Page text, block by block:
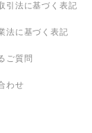
引法に基づく表記
法に基づく表記
ご質問
わせ